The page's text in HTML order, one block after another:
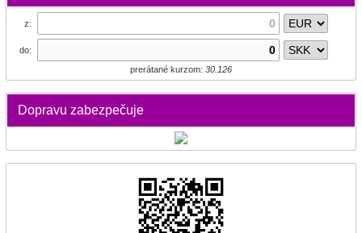
z:
do:
prerátané kurzom: 30.126
Dopravu zabezpečuje